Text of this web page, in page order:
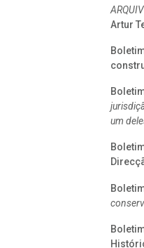
Artur
um